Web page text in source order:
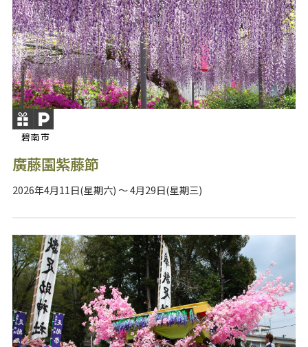
碧南市
廣藤園紫藤節
2026年4月11日(星期六) ～ 4月29日(星期三)